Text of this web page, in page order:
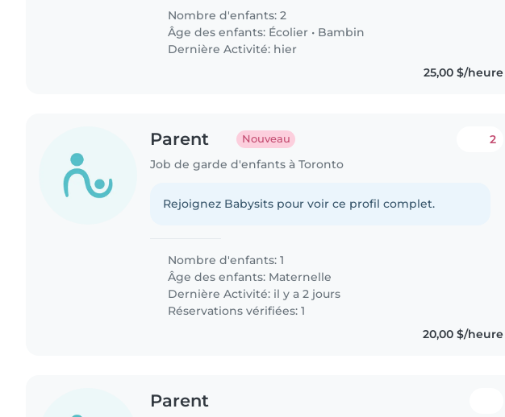
Nombre d'enfants: 2
Âge des enfants: Écolier • Bambin
Dernière Activité: hier
25,00 $/heure
Parent Nouveau
Job de garde d'enfants à Toronto
2
Rejoignez Babysits pour voir ce profil complet.
Nombre d'enfants: 1
Âge des enfants: Maternelle
Dernière Activité: il y a 2 jours
Réservations vérifiées: 1
20,00 $/heure
Parent